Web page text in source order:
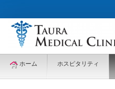
ホーム ホスピタリティ